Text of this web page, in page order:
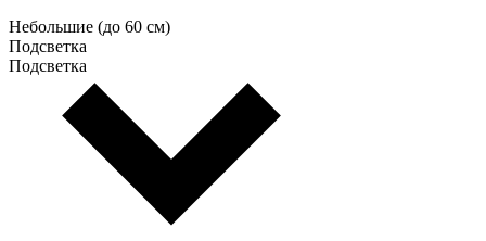
Небольшие (до 60 см)
Подсветка
Подсветка